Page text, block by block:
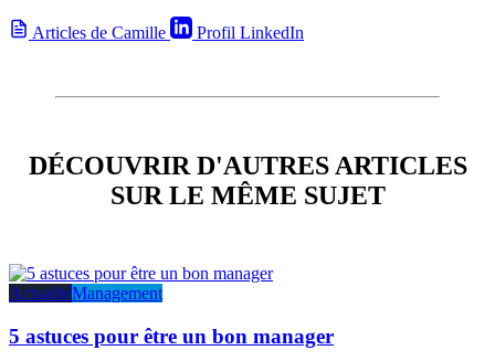
Articles de Camille Profil LinkedIn
DÉCOUVRIR D'AUTRES ARTICLES
SUR LE MÊME SUJET
ActualitéManagement
5 astuces pour être un bon manager